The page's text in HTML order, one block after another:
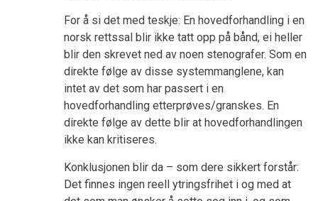
For å si det med teskje: En hovedforhandling i en
norsk rettssal blir ikke tatt opp på bånd, ei heller
blir den skrevet ned av noen stenografer. Som en
direkte følge av disse systemmanglene, kan
intet av det som har passert i en
hovedforhandling etterprøves/granskes. En
direkte følge av dette blir at hovedforhandlingen
ikke kan kritiseres.
Konklusjonen blir da – som dere sikkert forstår:
Det finnes ingen reell ytringsfrihet i og med at